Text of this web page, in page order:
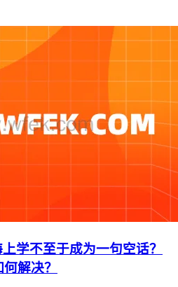
学不至于成为一句空话？
解决？